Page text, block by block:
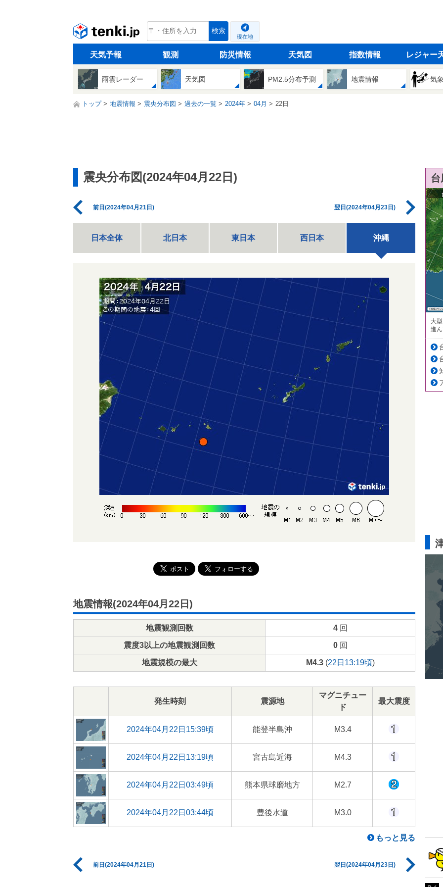
tenki.jp 検索
現在地
天気予報 観測 防災情報 天気図 指数情報 レジャー
雨雲レーダー 天気図 PM2.5分布予測 地震情報 気
トップ 地震情報 震央分布図 過去の一覧 2024年 04月 22日
震央分布図(2024年04月22日)
前日(2024年04月21日) 翌日(2024年04月23日)
日本全体 北日本 東日本 西日本 沖縄
地震情報(2024年04月22日)
地震観測回数 4回
震度3以上の地震観測回数 0回
地震規模の最大 M4.3(22日13:19頃)
発生時刻 震源地
マグニチュー
ド
最大震度
2024年04月22日15:39頃 能登半島沖 M3.4
2024年04月22日13:19頃 宮古島近海 M4.3
2024年04月22日03:49頃 熊本県球磨地方 M2.7
2024年04月22日03:44頃 豊後水道 M3.0
もっと見る
前日(2024年04月21日) 翌日(2024年04月23日)
大
進